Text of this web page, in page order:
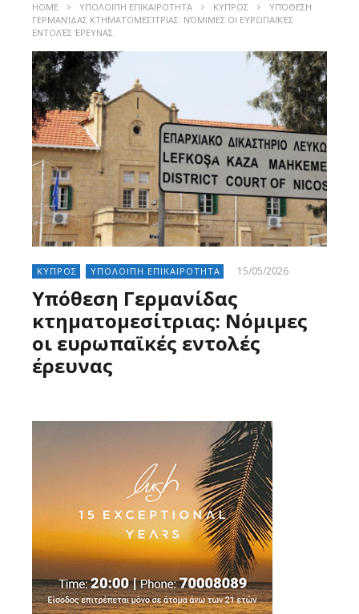
HOME ΥΠΟΛΟΙΠΗ ΕΠΙΚΑΙΡΟΤΗΤΑ ΚΥΠΡΟΣ
ΥΠΌΘΕΣΗ
ΓΕΡΜΑΝΊΔΑΣ ΚΤΗΜΑΤΟΜΕΣΊΤΡΙΑΣ: ΝΌΜΙΜΕΣ ΟΙ ΕΥΡΩΠΑΪΚΈΣ
ΕΝΤΟΛΈΣ ΈΡΕΥΝΑΣ
ΚΥΠΡΟΣ ΥΠΟΛΟΙΠΗ ΕΠΙΚΑΙΡΟΤΗΤΑ 15/05/2026
Υπόθεση Γερμανίδας
κτηματομεσίτριας: Νόμιμες
οι ευρωπαϊκές εντολές
έρευνας